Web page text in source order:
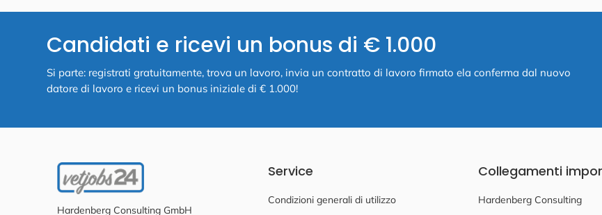
Candidati e ricevi un bonus di € 1.000
Si parte: registrati gratuitamente, trova un lavoro, invia un contratto di lavoro firmato ela conferma dal nuovo
datore di lavoro e ricevi un bonus iniziale di € 1.000!
Hardenberg Consulting GmbH
Service
Condizioni generali di utilizzo
Collegamenti
Hardenberg Consulting